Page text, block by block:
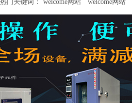
关于环仪 联系环仪
热门关键词： welcome网站 welcome网站
网站 welcome网站